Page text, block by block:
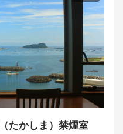
たかしま）禁煙室